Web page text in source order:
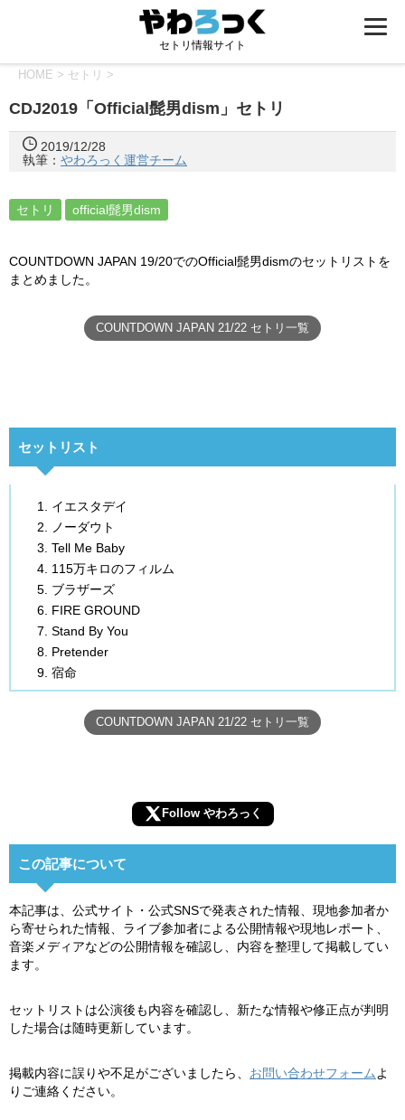
セトリ情報サイト
HOME > セトリ >
CDJ2019「Official髭男dism」セトリ
2019/12/28
執筆： やわろっく運営チーム
セトリ official髭男dism
COUNTDOWN JAPAN 19/20でのOfficial髭男dismのセットリストを
まとめました。
COUNTDOWN JAPAN 21/22 セトリ一覧
セットリスト
イエスタデイ
ノーダウト
Tell Me Baby
115万キロのフィルム
ブラザーズ
FIRE GROUND
Stand By You
Pretender
宿命
COUNTDOWN JAPAN 21/22 セトリ一覧
Follow やわろっく
この記事について
本記事は、公式サイト・公式SNSで発表された情報、現地参加者か
ら寄せられた情報、ライブ参加者による公開情報や現地レポート、
音楽メディアなどの公開情報を確認し、内容を整理して掲載してい
ます。
セットリストは公演後も内容を確認し、新たな情報や修正点が判明
した場合は随時更新しています。
掲載内容に誤りや不足がございましたら、 お問い合わせフォームよ
りご連絡ください。